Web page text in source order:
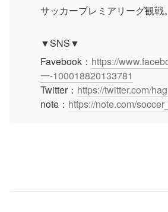
サッカープレミアリーグ観戦
▼SNS▼
Favebook： https://
一-100018820133781
Twitter： https://twitter.com/
note： https://note.com/